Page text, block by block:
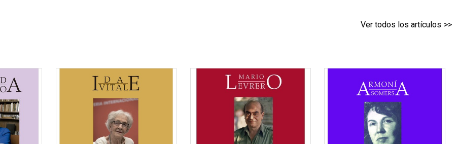
Ver todos los artículos